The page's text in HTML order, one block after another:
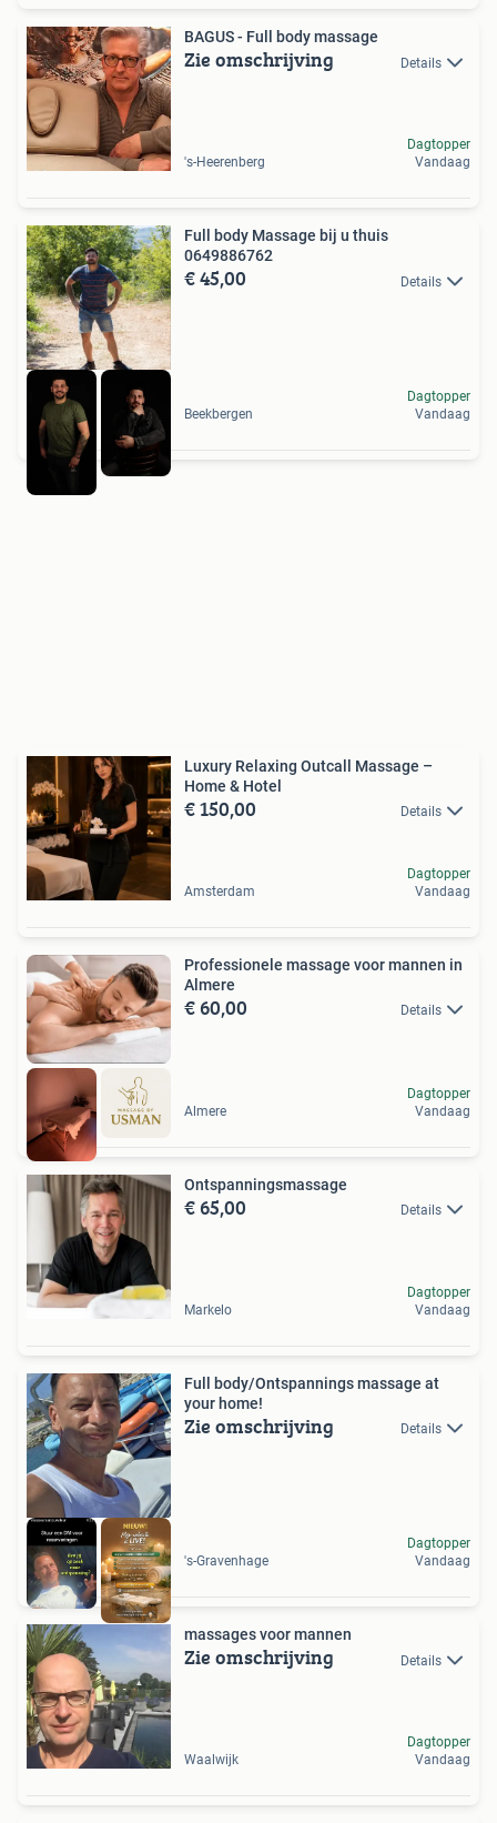
BAGUS - Full body massage
Zie omschrijving Details
's-Heerenberg
Dagtopper
Vandaag
Full body Massage bij u thuis
0649886762
€ 45,00 Details
Beekbergen
Dagtopper
Vandaag
Luxury Relaxing Outcall Massage –
Home & Hotel
€ 150,00 Details
Amsterdam
Dagtopper
Vandaag
Professionele massage voor mannen in
Almere
€ 60,00 Details
Almere
Dagtopper
Vandaag
Ontspanningsmassage
€ 65,00 Details
Markelo
Dagtopper
Vandaag
Full body/Ontspannings massage at
your home!
Zie omschrijving Details
's-Gravenhage
Dagtopper
Vandaag
massages voor mannen
Zie omschrijving Details
Waalwijk
Dagtopper
Vandaag